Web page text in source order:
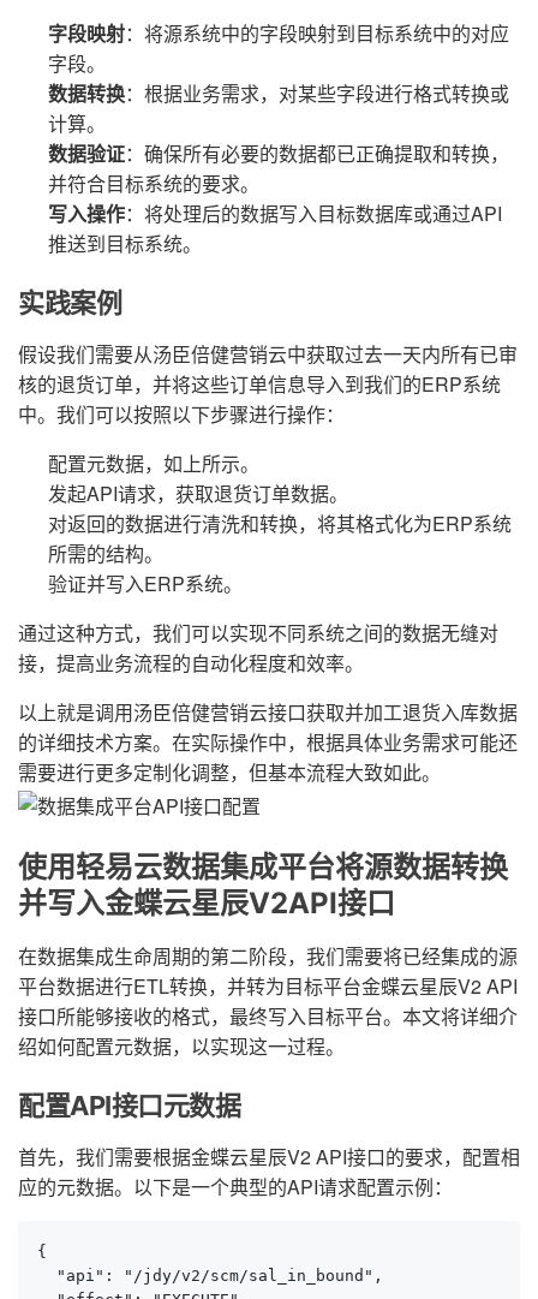
字段映射：将源系统中的字段映射到目标系统中的对应
字段。
数据转换：根据业务需求，对某些字段进行格式转换或
计算。
数据验证：确保所有必要的数据都已正确提取和转换，
并符合目标系统的要求。
写入操作：将处理后的数据写入目标数据库或通过API
推送到目标系统。
实践案例
假设我们需要从汤臣倍健营销云中获取过去一天内所有已审
核的退货订单，并将这些订单信息导入到我们的ERP系统
中。我们可以按照以下步骤进行操作：
配置元数据，如上所示。
发起API请求，获取退货订单数据。
对返回的数据进行清洗和转换，将其格式化为ERP系统
所需的结构。
验证并写入ERP系统。
通过这种方式，我们可以实现不同系统之间的数据无缝对
接，提高业务流程的自动化程度和效率。
以上就是调用汤臣倍健营销云接口获取并加工退货入库数据
的详细技术方案。在实际操作中，根据具体业务需求可能还
需要进行更多定制化调整，但基本流程大致如此。
使用轻易云数据集成平台将源数据转换
并写入金蝶云星辰V2API接口
在数据集成生命周期的第二阶段，我们需要将已经集成的源
平台数据进行ETL转换，并转为目标平台金蝶云星辰V2 API
接口所能够接收的格式，最终写入目标平台。本文将详细介
绍如何配置元数据，以实现这一过程。
配置API接口元数据
首先，我们需要根据金蝶云星辰V2 API接口的要求，配置相
应的元数据。以下是一个典型的API请求配置示例：
{
  "api": "/jdy/v2/scm/sal_in_bound",